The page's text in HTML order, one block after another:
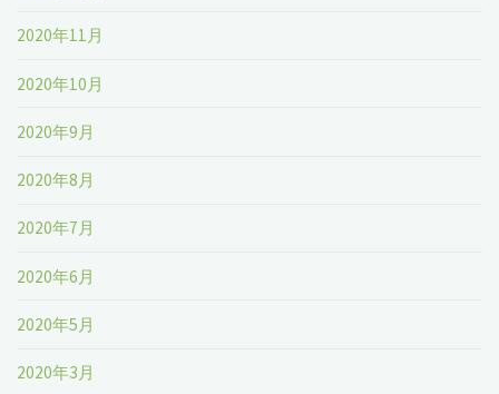
2020年11月
2020年10月
2020年9月
2020年8月
2020年7月
2020年6月
2020年5月
2020年3月